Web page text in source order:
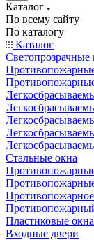
Каталог
По всему сайту
По каталогу
Каталог
Стальные окна
Противопожарное
Пластиковые окна
Входные двери